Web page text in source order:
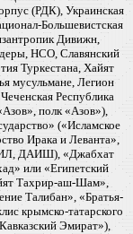
(РДК), Украинская
Большевистская
Дивижн,
НСО, Славянский
Туркестана, Хайят
мусульмане, Легион
Республика
полк «Азов»),
(«Исламское
Ирака и Леванта»,
ДАИШ), «Джабхат
или «Египетский
Тахрир-аш-Шам»,
Талибан», «Братья-
крымско-татарского
Эмират»),